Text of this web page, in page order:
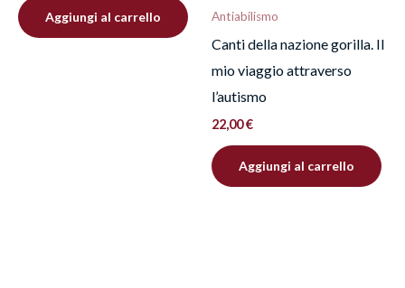
Aggiungi al carrello Antiabilismo
Canti della nazione gorilla. Il
mio viaggio attraverso
l’autismo
22,00€
Aggiungi al carrello